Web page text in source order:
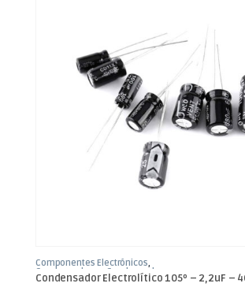
Componentes Electrónicos,
Condensadores
Condensadores
Electrolíticos
Condensador Electrolítico 105º – 2,2uF –